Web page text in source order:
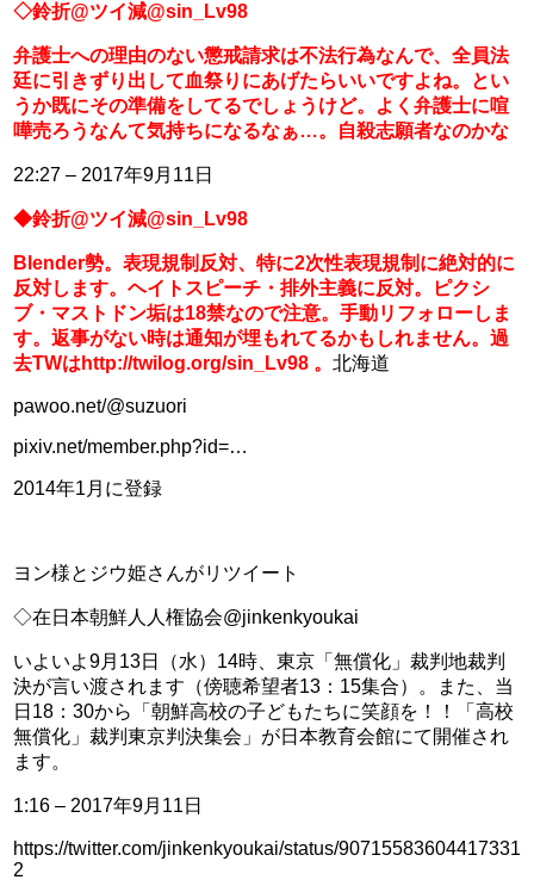
◇鈴折@ツイ減‏@sin_Lv98
弁護士への理由のない懲戒請求は不法行為なんで、全員法
廷に引きずり出して血祭りにあげたらいいですよね。とい
うか既にその準備をしてるでしょうけど。よく弁護士に喧
嘩売ろうなんて気持ちになるなぁ…。自殺志願者なのかな
22:27 – 2017年9月11日
◆鈴折@ツイ減@sin_Lv98
Blender勢。表現規制反対、特に2次性表現規制に絶対的に
反対します。ヘイトスピーチ・排外主義に反対。ピクシ
ブ・マストドン垢は18禁なので注意。手動リフォローしま
す。返事がない時は通知が埋もれてるかもしれません。過
去TWはhttp://twilog.org/sin_Lv98 。 北海道
pawoo.net/@suzuori
pixiv.net/member.php?id=…
2014年1月に登録
ヨン様とジウ姫さんがリツイート
◇在日本朝鮮人人権協会@jinkenkyoukai
いよいよ9月13日（水）14時、東京「無償化」裁判地裁判
決が言い渡されます（傍聴希望者13：15集合）。また、当
日18：30から「朝鮮高校の子どもたちに笑顔を！！「高校
無償化」裁判東京判決集会」が日本教育会館にて開催され
ます。
1:16 – 2017年9月11日
https://twitter.com/jinkenkyoukai/status/90715583604417331
2